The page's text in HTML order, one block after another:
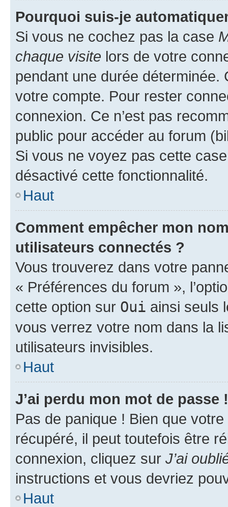
Pourquoi suis-je
Si vous ne cochez pas la case
chaque visite lors de votre
pendant une durée déterminée.
votre compte. Pour rester
connexion. Ce n’est pas
public pour accéder au forum
Si vous ne voyez pas cette
désactivé cette fonctionnalité.
Haut
Comment empêcher mon
utilisateurs connectés ?
Vous trouverez dans votre
« Préférences du forum »,
cette option sur Oui ainsi seuls
vous verrez votre nom dans la
utilisateurs invisibles.
Haut
J’ai perdu mon mot de passe !
Pas de panique ! Bien que
récupéré, il peut toutefois être
connexion, cliquez sur J’ai
instructions et vous devriez
Haut